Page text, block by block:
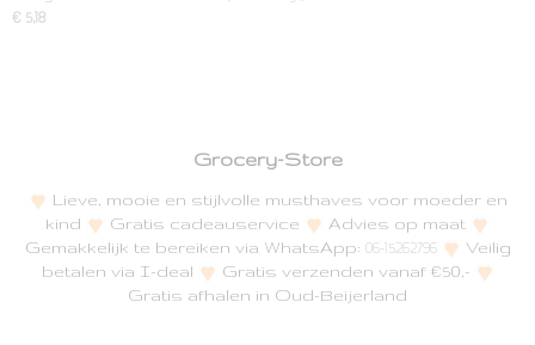
€ 5,18
Grocery-Store
Lieve, mooie en stijlvolle musthaves voor moeder en
kind
Gratis cadeauservice
Advies op maat
Gemakkelijk te bereiken via WhatsApp: 06-15262796
Veilig
betalen via I-deal
Gratis verzenden vanaf €50,-
Gratis afhalen in Oud-Beijerland